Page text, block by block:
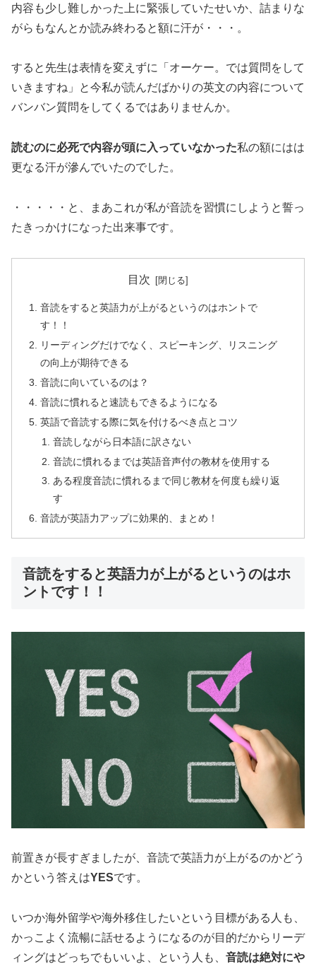
内容も少し難しかった上に緊張していたせいか、詰まりな
がらもなんとか読み終わると額に汗が・・・。
すると先生は表情を変えずに「オーケー。では質問をして
いきますね」と今私が読んだばかりの英文の内容について
バンバン質問をしてくるではありませんか。
読むのに必死で内容が頭に入っていなかった私の額にはは
更なる汗が滲んでいたのでした。
・・・・・と、まあこれが私が音読を習慣にしようと誓っ
たきっかけになった出来事です。
目次
音読をすると英語力が上がるというのはホントで
す！！
リーディングだけでなく、スピーキング、リスニング
の向上が期待できる
音読に向いているのは？
音読に慣れると速読もできるようになる
英語で音読する際に気を付けるべき点とコツ
音読しながら日本語に訳さない
音読に慣れるまでは英語音声付の教材を使用する
ある程度音読に慣れるまで同じ教材を何度も繰り返
す
音読が英語力アップに効果的、まとめ！
音読をすると英語力が上がるというのはホ
ントです！！
前置きが長すぎましたが、音読で英語力が上がるのかどう
かという答えはYESです。
いつか海外留学や海外移住したいという目標がある人も、
かっこよく流暢に話せるようになるのが目的だからリーデ
ィングはどっちでもいいよ、という人も、 音読は絶対にや